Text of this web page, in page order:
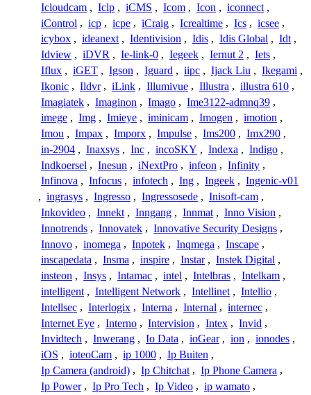
Icloudcam , Iclp , iCMS , Icom , Icon , iconnect ,
iControl , icp , icpe , iCraig , Icrealtime , Ics , icsee ,
icybox , ideanext , Identivision , Idis , Idis Global , Idt ,
Idview , iDVR , Ie-link-0 , Iegeek , Iernut 2 , Iets ,
Iflux , iGET , Igson , Iguard , iipc , Ijack Liu , Ikegami ,
Ikonic , Ildvr , iLink , Illumivue , Illustra , illustra 610 ,
Imagiatek , Imaginon , Imago , Ime3122-admnq39 ,
imege , Img , Imieye , iminicam , Imogen , imotion ,
Imou , Impax , Imporx , Impulse , Ims200 , Imx290 ,
in-2904 , Inaxsys , Inc , incoSKY , Indexa , Indigo ,
Indkoersel , Inesun , iNextPro , infeon , Infinity ,
Infinova , Infocus , infotech , Ing , Ingeek , Ingenic-v01
, ingrasys , Ingresso , Ingressosede , Inisoft-cam ,
Inkovideo , Innekt , Inngang , Innmat , Inno Vision ,
Innotrends , Innovatek , Innovative Security Designs ,
Innovo , inomega , Inpotek , Inqmega , Inscape ,
inscapedata , Insma , inspire , Instar , Instek Digital ,
insteon , Insys , Intamac , intel , Intelbras , Intelkam ,
intelligent , Intelligent Network , Intellinet , Intellio ,
Intellsec , Interlogix , Interna , Internal , internec ,
Internet Eye , Interno , Intervision , Intex , Invid ,
Invidtech , Inwerang , Io Data , ioGear , ion , ionodes ,
iOS , ioteoCam , ip 1000 , Ip Buiten ,
Ip Camera (android) , Ip Chitchat , Ip Phone Camera ,
Ip Power , Ip Pro Tech , Ip Video , ip wamato ,